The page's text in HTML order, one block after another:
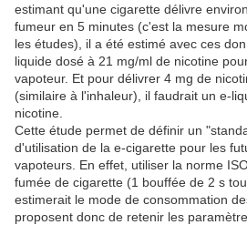
estimant qu'une cigarette délivre
fumeur en 5 minutes (c'est la mesure
les études), il a été estimé avec ces
liquide dosé à 21 mg/ml de nicotine
vapoteur. Et pour délivrer 4 mg de
(similaire à l'inhaleur), il faudrait un e-
nicotine.
Cette étude permet de définir un
d'utilisation de la e-cigarette pour les
vapoteurs. En effet, utiliser la norme
fumée de cigarette (1 bouffée de 2 s
estimerait le mode de consommation
proposent donc de retenir les